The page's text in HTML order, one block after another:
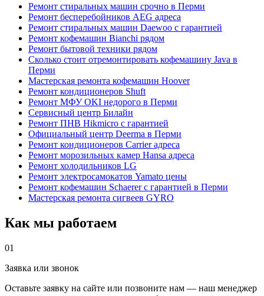
Ремонт стиральных машин срочно в Перми
Ремонт бесперебойников AEG адреса
Ремонт стиральных машин Daewoo с гарантией
Ремонт кофемашин Bianchi рядом
Ремонт бытовой техники рядом
Сколько стоит отремонтировать кофемашину Java в
Перми
Мастерская ремонта кофемашин Hoover
Ремонт кондиционеров Shuft
Ремонт МФУ OKI недорого в Перми
Сервисный центр Билайн
Ремонт ПНВ Hikmicro с гарантией
Официальный центр Deerma в Перми
Ремонт кондиционеров Carrier адреса
Ремонт морозильных камер Hansa адреса
Ремонт холодильников LG
Ремонт электросамокатов Yamato цены
Ремонт кофемашин Schaerer с гарантией в Перми
Мастерская ремонта сигвеев GYRO
Как мы работаем
01
Заявка или звонок
Оставьте заявку на сайте или позвоните нам — наш менеджер